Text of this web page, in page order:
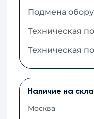
Подмена
Техническая
Техническая
Наличие на
Москва